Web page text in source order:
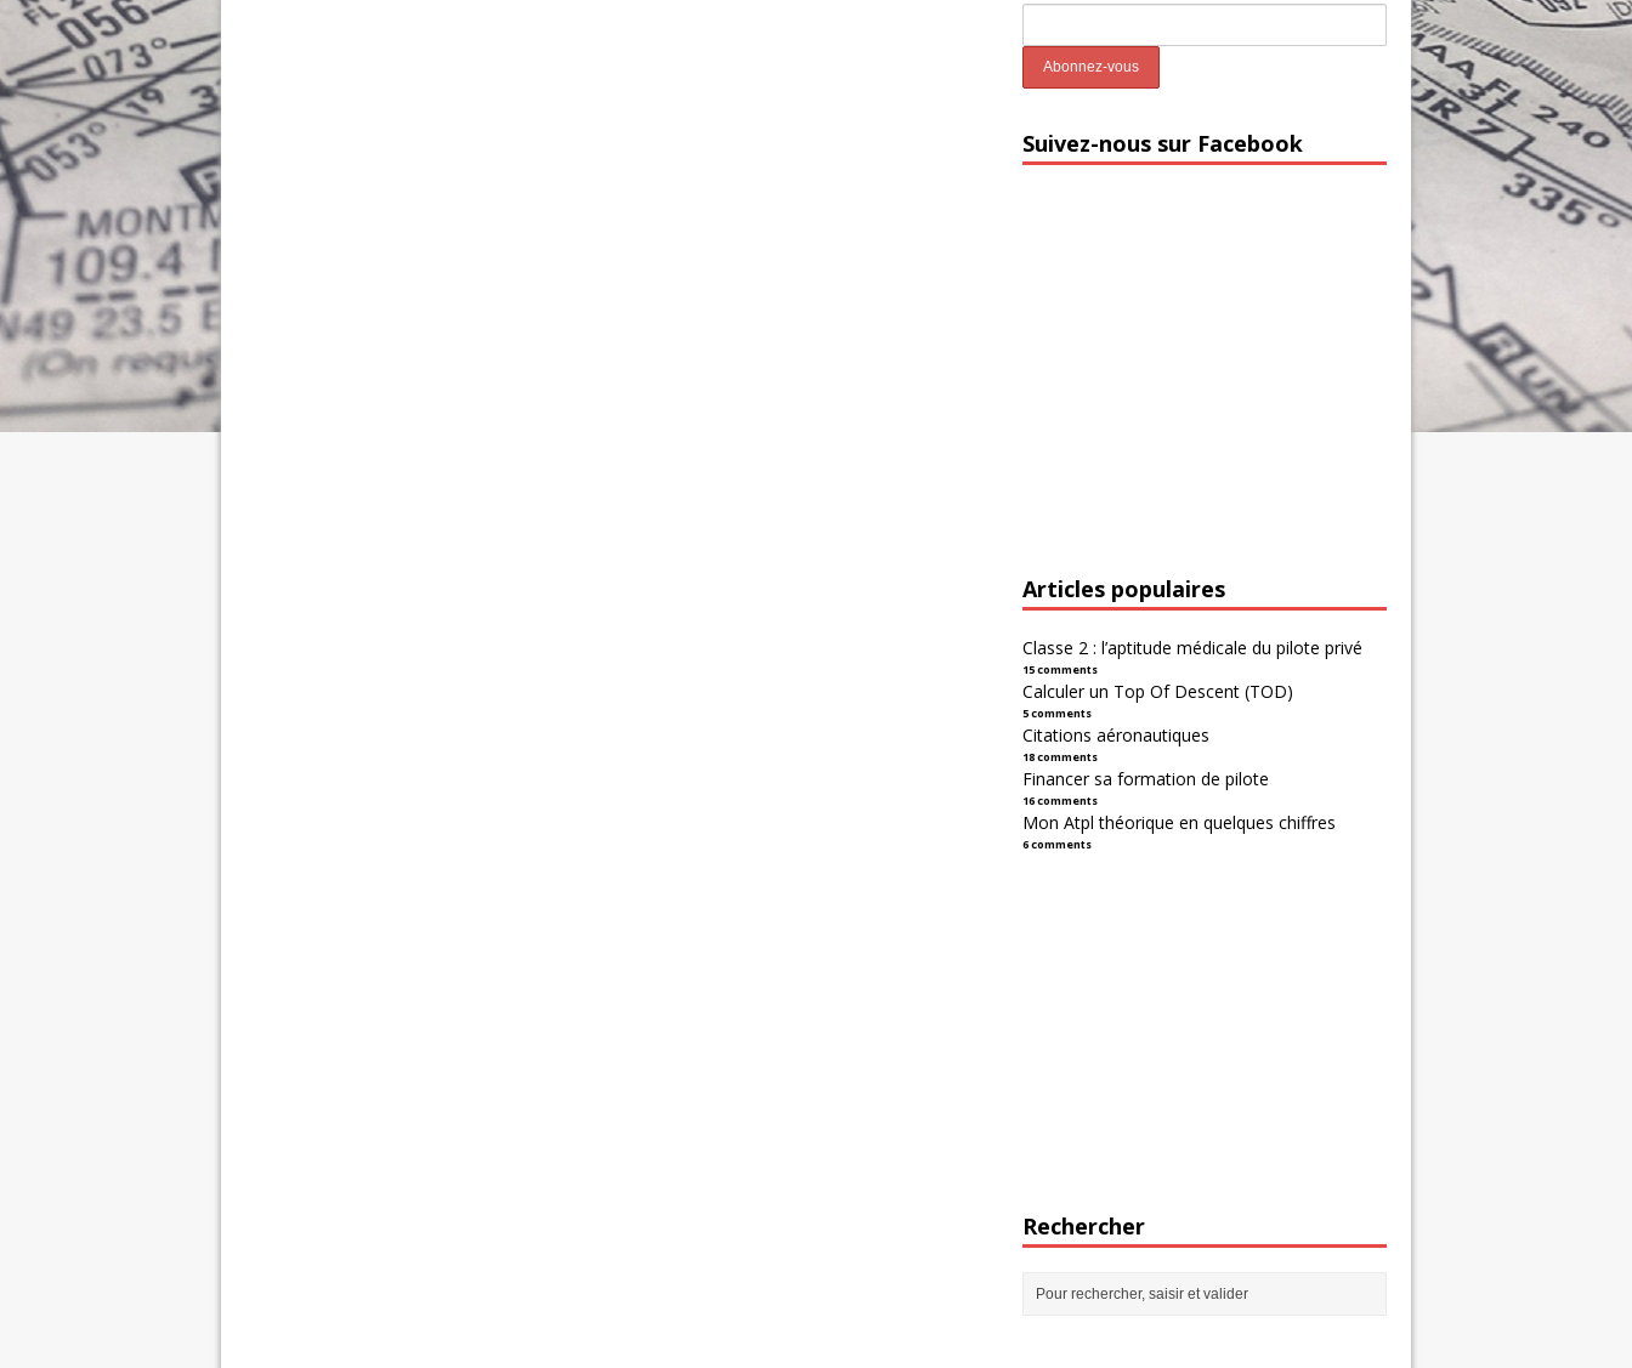
Suivez-nous sur Facebook
Articles populaires
Classe 2 : l’aptitude médicale du pilote privé
15 comments
Calculer un Top Of Descent (TOD)
5 comments
Citations aéronautiques
18 comments
Financer sa formation de pilote
16 comments
Mon Atpl théorique en quelques chiffres
6 comments
Rechercher